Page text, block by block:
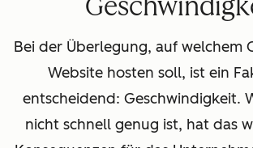
Bei der Überlegung, auf welchem
Website hosten soll, ist ein
entscheidend: Geschwindigkeit.
nicht schnell genug ist, hat das